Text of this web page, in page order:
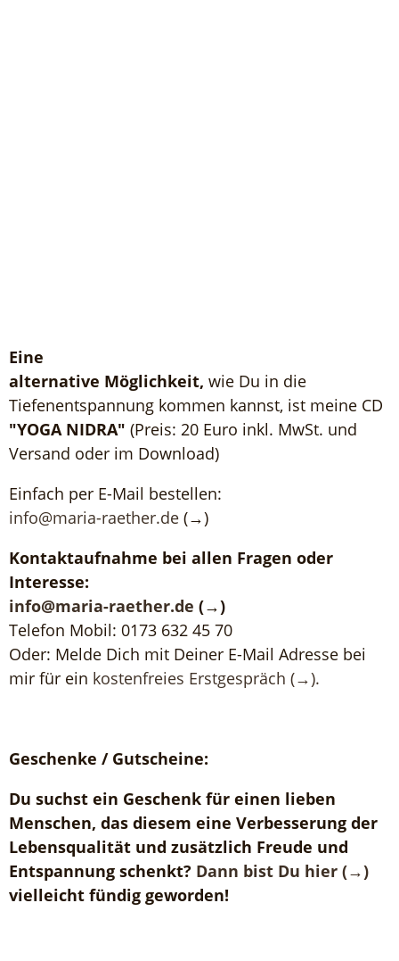
Eine
alternative Möglichkeit, wie Du in die
Tiefenentspannung kommen kannst, ist meine CD
"YOGA NIDRA" (Preis: 20 Euro inkl. MwSt. und
Versand oder im Download)
Einfach per E-Mail bestellen:
info@maria-raether.de (→)
Kontaktaufnahme bei allen Fragen oder
Interesse:
info@maria-raether.de (→)
Telefon Mobil: 0173 632 45 70
Oder: Melde Dich mit Deiner E-Mail Adresse bei
mir für ein kostenfreies Erstgespräch (→).
Geschenke / Gutscheine:
Du suchst ein Geschenk für einen lieben
Menschen, das diesem eine Verbesserung der
Lebensqualität und zusätzlich Freude und
Entspannung schenkt? Dann bist Du hier (→)
vielleicht fündig geworden!